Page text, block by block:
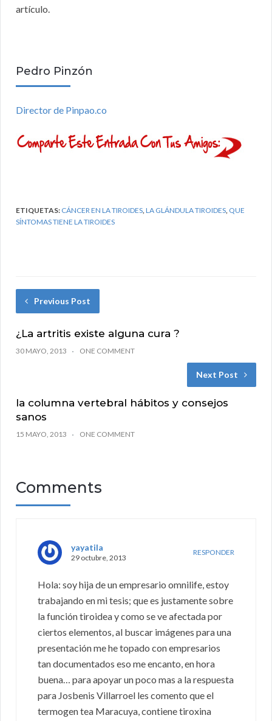
artículo.
Pedro Pinzón
Director de Pinpao.co
ETIQUETAS: CÁNCER EN LA TIROIDES,LA GLÁNDULA TIROIDES, QUE
SÍNTOMAS TIENE LA TIROIDES
Previous Post
¿La artritis existe alguna cura ?
30 MAYO, 2013 ONE COMMENT
Next Post
la columna vertebral hábitos y consejos
sanos
15 MAYO, 2013 ONE COMMENT
Comments
yayatila
29 octubre, 2013
RESPONDER
Hola: soy hija de un empresario omnilife, estoy
trabajando en mi tesis; que es justamente sobre
la función tiroidea y como se ve afectada por
ciertos elementos, al buscar imágenes para una
presentación me he topado con empresarios
tan documentados eso me encanto, en hora
buena… para apoyar un poco mas a la respuesta
para Josbenis Villarroel les comento que el
termogen tea Maracuya, contiene tiroxina